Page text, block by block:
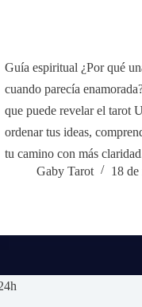
Guía espiritual ¿Por qué
cuando parecía
que puede revelar el tarot
ordenar tus ideas,
tu camino con más
Gaby Tarot
18